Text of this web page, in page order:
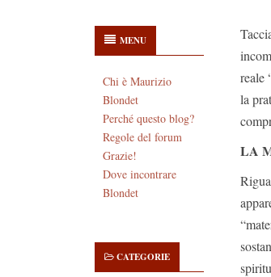
MENU
Chi è Maurizio
Blondet
Perché questo blog?
Regole del forum
Grazie!
Dove incontrare
Blondet
CATEGORIE
reale
la
LA